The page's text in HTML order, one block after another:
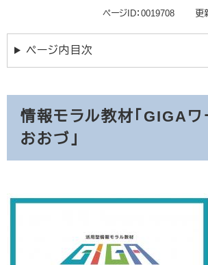
ページID：0019708 更
ページ内目次
情報モラル教材「GIGAワ
おおづ」